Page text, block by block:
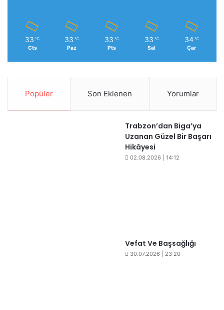
33 ℃
Cts
33 ℃
Paz
33 ℃
Pts
33 ℃
Sal
34 ℃
Çar
Popüler Son Eklenen Yorumlar
Trabzon’dan Biga’ya
Uzanan Güzel Bir Başarı
Hikâyesi
02.08.2026 | 14:12
Vefat Ve Başsağlığı
30.07.2026 | 23:20